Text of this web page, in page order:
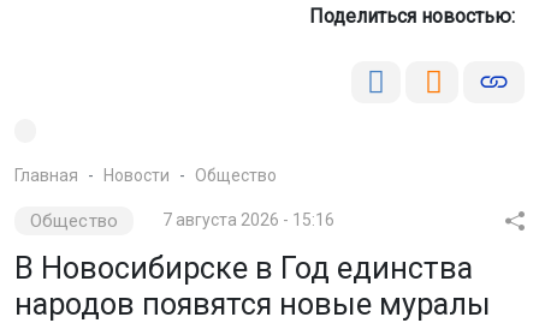
Поделиться новостью:
Главная Новости Общество
Общество 7 августа 2026 - 15:16
В Новосибирске в Год единства
народов появятся новые муралы